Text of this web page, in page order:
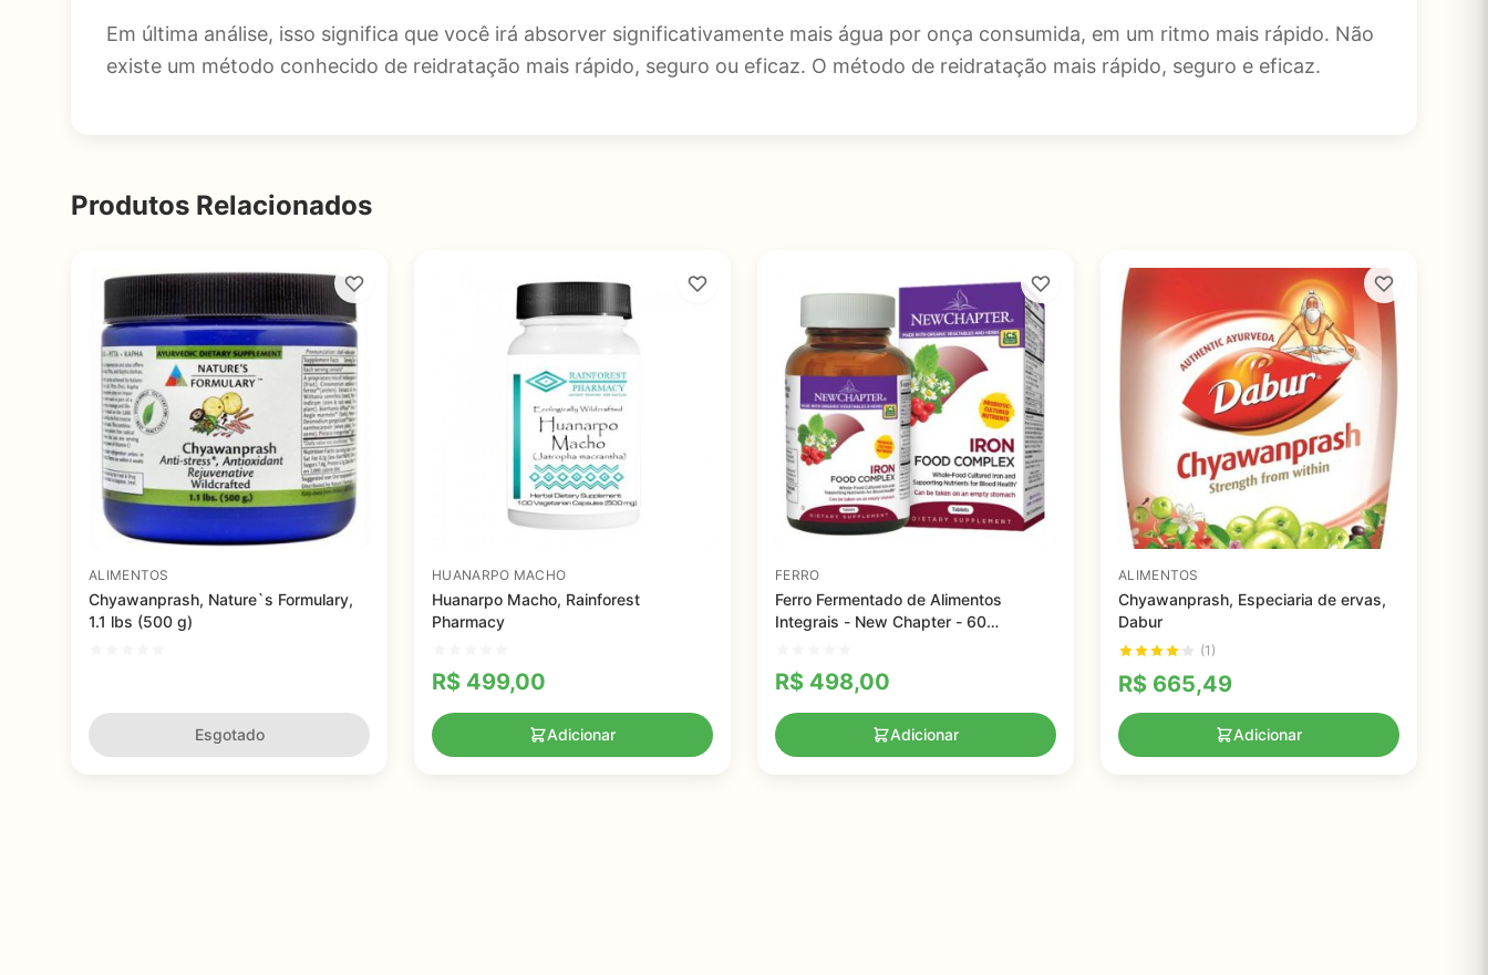
Em última análise, isso significa que você irá absorver significativamente mais água por onça consumida, em um ritmo mais rápido. Não
existe um método conhecido de reidratação mais rápido, seguro ou eficaz. O método de reidratação mais rápido, seguro e eficaz.
Produtos Relacionados
ALIMENTOS
Chyawanprash, Nature`s Formulary,
1.1 lbs (500 g)
Esgotado
HUANARPO MACHO
Huanarpo Macho, Rainforest
Pharmacy
R$ 499,00
Adicionar
FERRO
Ferro Fermentado de Alimentos
Integrais - New Chapter - 60
R$ 498,00
Adicionar
ALIMENTOS
Chyawanprash, Especiaria de ervas,
Dabur
(1)
R$ 665,49
Adicionar